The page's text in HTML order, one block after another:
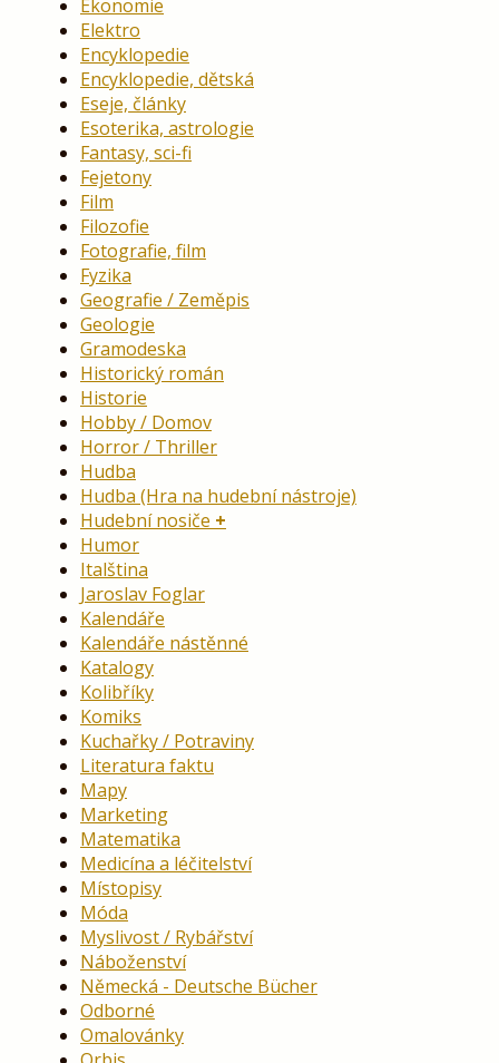
Ekonomie
Elektro
Encyklopedie
Encyklopedie, dětská
Eseje, články
Esoterika, astrologie
Fantasy, sci-fi
Fejetony
Film
Filozofie
Fotografie, film
Fyzika
Geografie / Zeměpis
Geologie
Gramodeska
Historický román
Historie
Hobby / Domov
Horror / Thriller
Hudba
Hudba (Hra na hudební nástroje)
Hudební nosiče
Humor
Italština
Jaroslav Foglar
Kalendáře
Kalendáře nástěnné
Katalogy
Kolibříky
Komiks
Kuchařky / Potraviny
Literatura faktu
Mapy
Marketing
Matematika
Medicína a léčitelství
Místopisy
Móda
Myslivost / Rybářství
Náboženství
Německá - Deutsche Bücher
Odborné
Omalovánky